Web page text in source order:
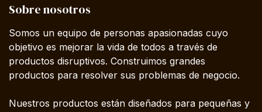
Sobre nosotros
Somos un equipo de personas apasionadas cuyo
objetivo es mejorar la vida de todos a través de
productos disruptivos. Construimos grandes
productos para resolver sus problemas de negocio.
Nuestros productos están diseñados para pequeñas y